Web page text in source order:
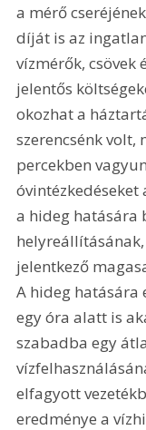
a mérő
díját is az
vízmérők, csövek
jelentős
okozhat a
szerencsénk
percekben
a hideg hatására
jelentkező
A hideg hatására
egy óra alatt is
szabadba egy
elfagyott
eredménye a